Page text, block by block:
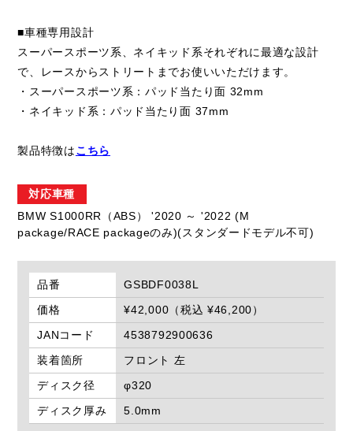
■車種専用設計
スーパースポーツ系、ネイキッド系それぞれに最適な設計
で、レースからストリートまでお使いいただけます。
・スーパースポーツ系：パッド当たり面 32mm
・ネイキッド系：パッド当たり面 37mm
製品特徴はこちら
対応車種
BMW S1000RR（ABS） '2020 ～ '2022 (M
package/RACE packageのみ)(スタンダードモデル不可)
品番
GSBDF0038L
価格
¥42,000（税込 ¥46,200）
JANコード
4538792900636
装着箇所
フロント 左
ディスク径
φ320
ディスク厚み
5.0mm